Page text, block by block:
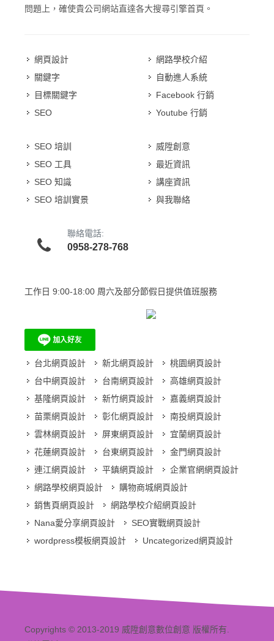
問題上，確使貴公司網站直達各大搜尋引擎首頁。
網頁設計
關鍵字
目標關鍵字
SEO
網路學校介紹
自動進人系統
Facebook 行銷
Youtube 行銷
SEO 培訓
SEO 工具
SEO 知識
SEO 培訓實景
威陞創意
最近資訊
講座資訊
與我聯絡
聯絡電話:
0958-278-768
工作日 9:00-18:00 周六及部分節假日提供值班服務
台北網頁設計 新北網頁設計
桃園網頁設計
台中網頁設計
台南網頁設計
高雄網頁設計
基隆網頁設計
新竹網頁設計
嘉義網頁設計
苗栗網頁設計
彰化網頁設計
南投網頁設計
雲林網頁設計
屏東網頁設計
宜蘭網頁設計
花蓮網頁設計
台東網頁設計
金門網頁設計
連江網頁設計
平鎮網頁設計
企業官網網頁設計
網路學校網頁設計
購物商城網頁設計
銷售頁網頁設計
網路學校介紹網頁設計
Nana愛分享網頁設計
SEO實戰網頁設計
wordpress模板網頁設計
Uncategorized網頁設計
Copyrights © 2013-2019 威陞創意數位創意 版權所有.